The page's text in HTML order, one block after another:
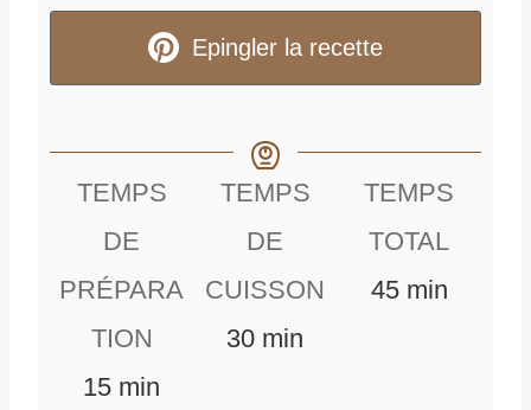
Epingler la recette
TEMPS
DE
PRÉPARA
TION
15mmin
TEMPS
DE
CUISSON
30mmin
TEMPS
TOTAL
45mmin